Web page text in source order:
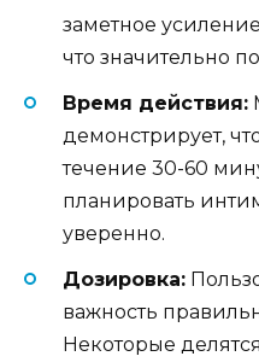
заметное
что значительно
Время действия:
демонстрирует,
течение 30-60
планировать
уверенно.
Дозировка:
важность
Некоторые